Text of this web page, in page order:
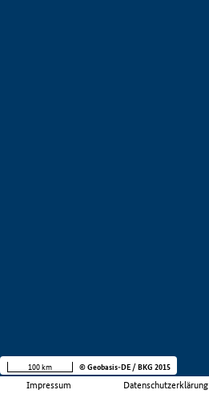
Impressum Datenschutzerklärung
100 km © Geobasis-DE / BKG 2015